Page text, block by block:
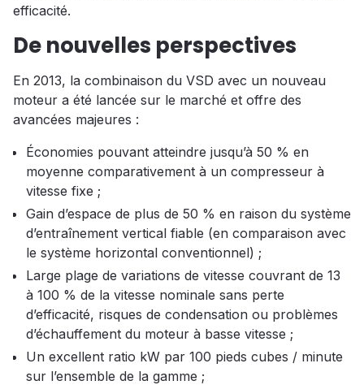
efficacité.
De nouvelles perspectives
En 2013, la combinaison du VSD avec un nouveau
moteur a été lancée sur le marché et offre des
avancées majeures :
Économies pouvant atteindre jusqu’à 50 % en
moyenne comparativement à un compresseur à
vitesse fixe ;
Gain d’espace de plus de 50 % en raison du système
d’entraînement vertical fiable (en comparaison avec
le système horizontal conventionnel) ;
Large plage de variations de vitesse couvrant de 13
à 100 % de la vitesse nominale sans perte
d’efficacité, risques de condensation ou problèmes
d’échauffement du moteur à basse vitesse ;
Un excellent ratio kW par 100 pieds cubes / minute
sur l’ensemble de la gamme ;